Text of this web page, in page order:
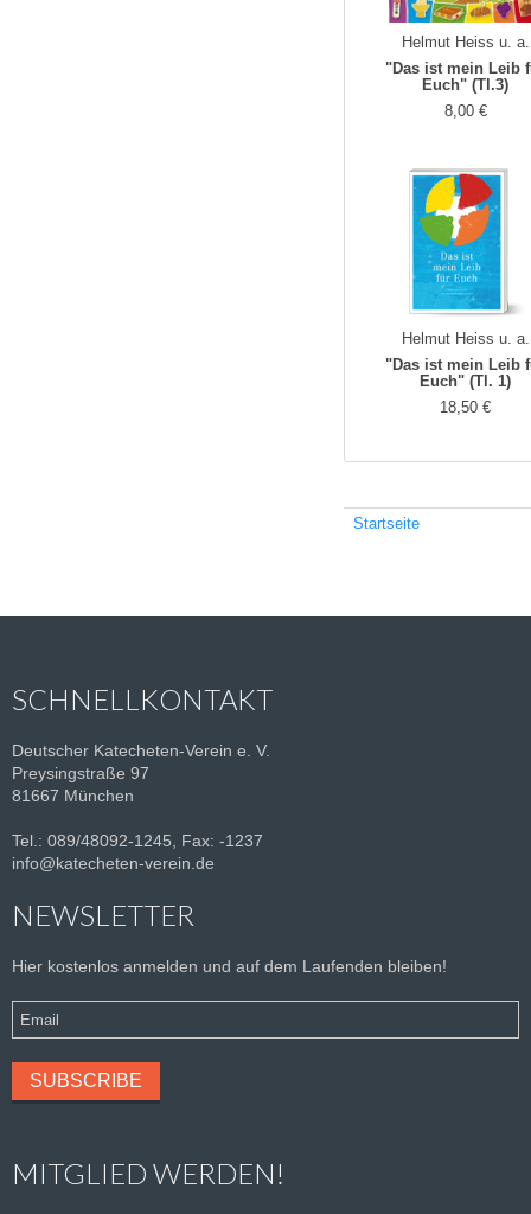
Helmut Heiss u. a.
"Das ist mein Leib
Euch" (Tl.3)
8,00 €
Helmut Heiss u. a.
"Das ist mein Leib
Euch" (Tl. 1)
18,50 €
Startseite
SCHNELLKONTAKT
Deutscher Katecheten-Verein e. V.
Preysingstraße 97
81667 München
Tel.: 089/48092-1245, Fax: -1237
info@katecheten-verein.de
NEWSLETTER
Hier kostenlos anmelden und auf dem Laufenden bleiben!
MITGLIED WERDEN!